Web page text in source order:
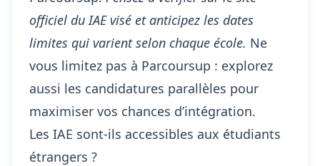
officiel du IAE visé et anticipez les dates
limites qui varient selon chaque école. Ne
vous limitez pas à Parcoursup : explorez
aussi les candidatures parallèles pour
maximiser vos chances d’intégration.
Les IAE sont-ils accessibles aux étudiants
étrangers ?